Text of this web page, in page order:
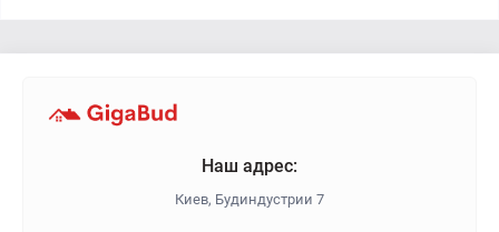
Наш адрес:
Киев, Будиндустрии 7